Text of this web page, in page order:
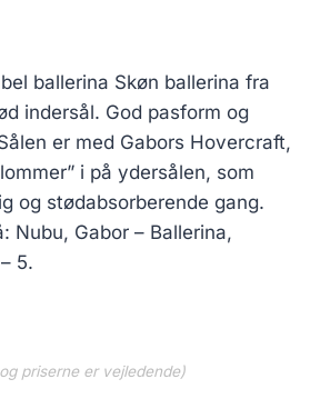
ballerina Skøn ballerina fra
indersål. God pasform og
er med Gabors Hovercraft,
i på ydersålen, som
og stødabsorberende gang.
Nubu, Gabor – Ballerina,
5.
priserne er vejledende)